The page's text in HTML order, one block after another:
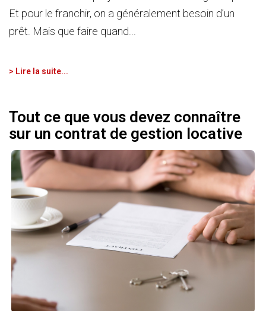
Et pour le franchir, on a généralement besoin d’un
prêt. Mais que faire quand...
> Lire la suite...
Tout ce que vous devez connaître
sur un contrat de gestion locative